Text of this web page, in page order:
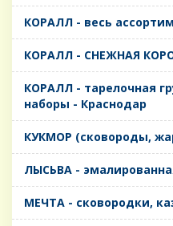
КОРАЛЛ - весь
КОРАЛЛ - СНЕЖНАЯ
КОРАЛЛ - тарелочная
наборы - Краснодар
КУКМОР (сковороды,
ЛЫСЬВА -
МЕЧТА - сковородки,